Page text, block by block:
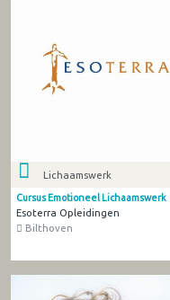
Lichaamswerk
Cursus Emotioneel Lichaamswerk
Esoterra Opleidingen
Bilthoven